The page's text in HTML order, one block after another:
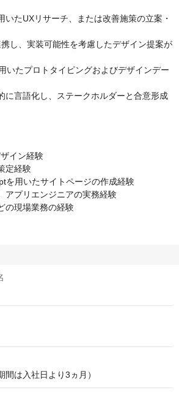
いたUXリサーチ、または改善施策の立案・
し、実装可能性を考慮したデザイン提案が
いたプロトタイピングおよびデザインデー
に言語化し、ステークホルダーと合意形成
イン経験
定経験
を用いたサイトページの作成経験
アプリエンジニアの実務経験
の現場業務の経験
は入社日より3ヵ月）